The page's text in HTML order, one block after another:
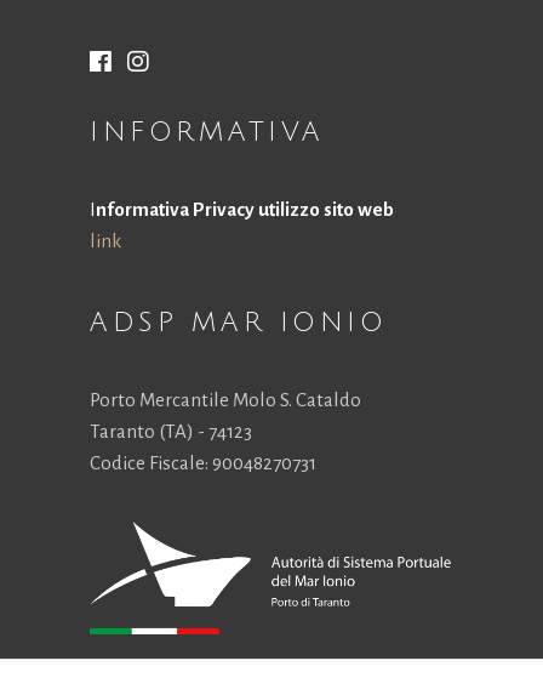
INFORMATIVA
nformativa Privacy utilizzo sito web
link
ADSP MAR IONIO
Porto Mercantile Molo S. Cataldo
Taranto (TA) - 74123
Codice Fiscale: 90048270731